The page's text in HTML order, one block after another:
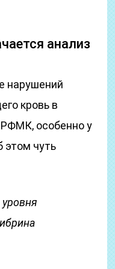
анализ
нарушений
кровь в
особенно у
чуть